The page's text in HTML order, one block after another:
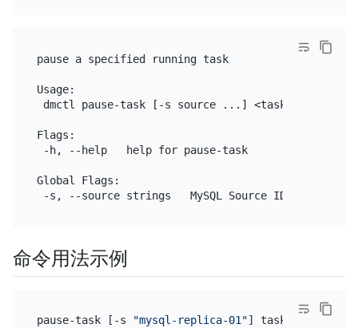
pause a specified running task
Usage:
dmctl pause-task [-s source ...] <task-name |
Flags:
-h, --help   help for pause-task
Global Flags:
命令用法示例
pause-task [-s "mysql-replica-01"